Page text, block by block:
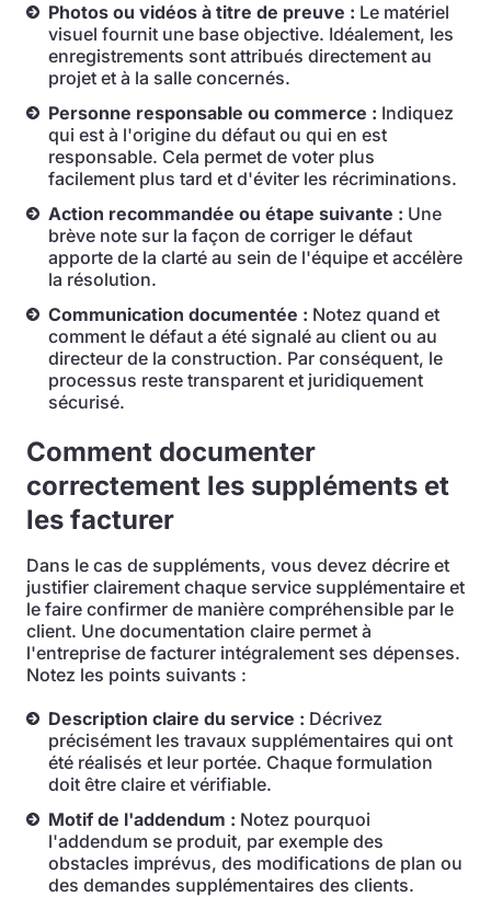
Photos ou vidéos à titre de preuve : Le matériel
visuel fournit une base objective. Idéalement, les
enregistrements sont attribués directement au
projet et à la salle concernés.
Personne responsable ou commerce : Indiquez
qui est à l'origine du défaut ou qui en est
responsable. Cela permet de voter plus
facilement plus tard et d'éviter les récriminations.
Action recommandée ou étape suivante : Une
brève note sur la façon de corriger le défaut
apporte de la clarté au sein de l'équipe et accélère
la résolution.
Communication documentée : Notez quand et
comment le défaut a été signalé au client ou au
directeur de la construction. Par conséquent, le
processus reste transparent et juridiquement
sécurisé.
Comment documenter
correctement les suppléments et
les facturer
Dans le cas de suppléments, vous devez décrire et
justifier clairement chaque service supplémentaire et
le faire confirmer de manière compréhensible par le
client. Une documentation claire permet à
l'entreprise de facturer intégralement ses dépenses.
Notez les points suivants :
Description claire du service : Décrivez
précisément les travaux supplémentaires qui ont
été réalisés et leur portée. Chaque formulation
doit être claire et vérifiable.
Motif de l'addendum : Notez pourquoi
l'addendum se produit, par exemple des
obstacles imprévus, des modifications de plan ou
des demandes supplémentaires des clients.